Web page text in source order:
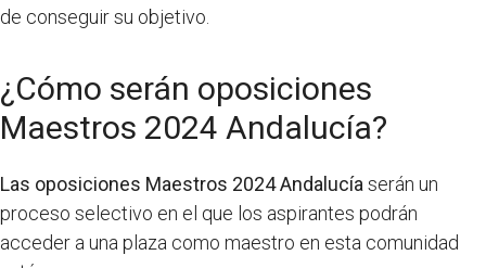
de conseguir su objetivo.
¿Cómo serán oposiciones
Maestros 2024 Andalucía?
Las oposiciones Maestros 2024 Andalucía serán un
proceso selectivo en el que los aspirantes podrán
acceder a una plaza como maestro en esta comunidad